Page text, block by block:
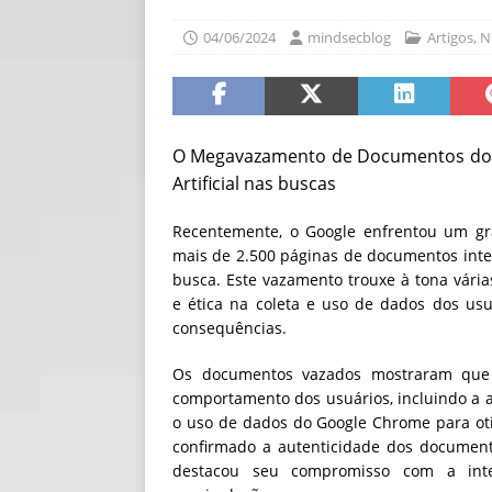
[ 06/08/2026 ]
[ 06/08/2026 ]
04/06/2024 mindsecblog Artigos,
O Megavazamento de Documentos
Artificial nas buscas
Recentemente, o Google enfrentou um
mais de 2.500 páginas de documentos
busca. Este vazamento trouxe à tona
e ética na coleta e uso de dados dos
consequências.
Os documentos vazados mostraram
comportamento dos usuários, incluindo a
o uso de dados do Google Chrome para
confirmado a autenticidade dos
destacou seu compromisso com a